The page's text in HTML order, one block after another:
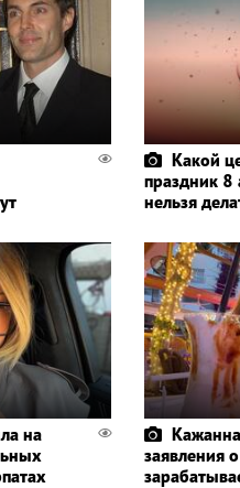
Какой
праздник 8
нельзя
на
заявления